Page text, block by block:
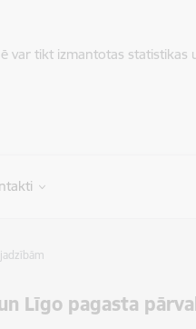
var tikt izmantotas statistikas
Līgo pagasta